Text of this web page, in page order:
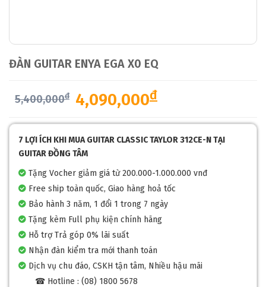
ĐÀN GUITAR ENYA EGA X0 EQ
5,400,000đ 4,090,000đ
7 LỢI ÍCH KHI MUA GUITAR CLASSIC TAYLOR 312CE-N TẠI
GUITAR ĐỒNG TÂM
Tặng Vocher giảm giá từ 200.000-1.000.000 vnđ
Free ship toàn quốc, Giao hàng hoả tốc
Bảo hành 3 năm, 1 đổi 1 trong 7 ngày
Tặng kèm Full phụ kiện chính hãng
Hỗ trợ Trả góp 0% lãi suất
Nhận đàn kiểm tra mới thanh toán
Dịch vụ chu đáo, CSKH tận tâm, Nhiều hậu mãi
☎ Hotline : (08) 1800 5678